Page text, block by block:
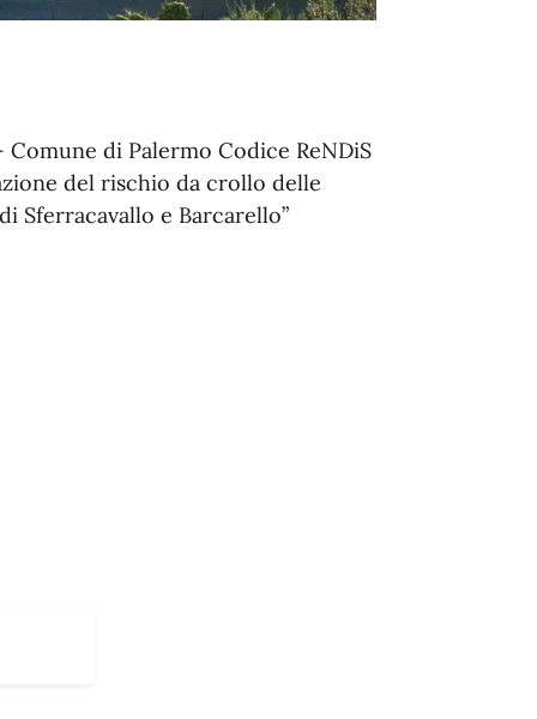
di Palermo Codice ReNDiS
del rischio da crollo delle
Sferracavallo e Barcarello”